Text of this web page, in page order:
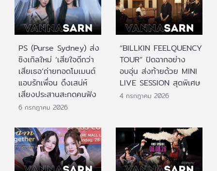
PS (Purse Sydney) ส่ง
ซิงเกิลใหม่ ‘เสียใจดีกว่า
เสียเธอ’ถ่ายทอดโมเมนต์
แอบรักเพื่อน ดึงเสน่ห์
เสียงประสานสะกดคนฟัง
6 กรกฎาคม 2026
“BILLKIN FEELQUENCY
TOUR” ปิดฉากอย่าง
อบอุ่น ส่งท้ายด้วย MINI
LIVE SESSION สุดพิเศษ
4 กรกฎาคม 2026